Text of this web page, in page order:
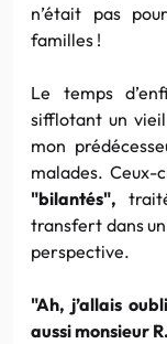
n’était pas
familles !
Le temps
sifflotant un
mon
malades. Ceux-
"bilantés",
transfert dans
perspective.
"Ah, j’allais
aussi monsieur